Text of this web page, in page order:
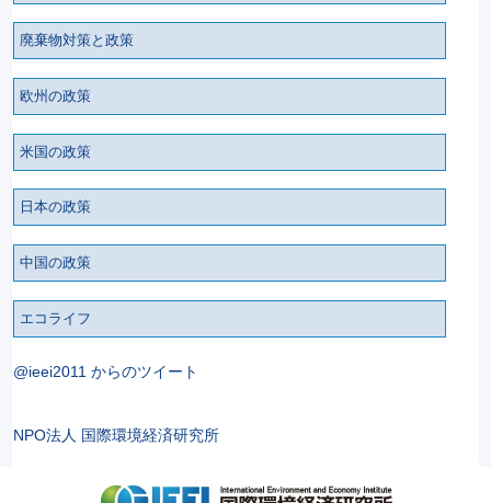
廃棄物対策と政策
欧州の政策
米国の政策
日本の政策
中国の政策
エコライフ
@ieei2011 からのツイート
NPO法人 国際環境経済研究所